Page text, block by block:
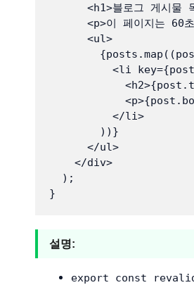
<h1>블로그 게시물
<p>이 페이지는 60
      <ul>
<li
          </li>
        ))}
      </ul>
    </div>
  );
설명:
export const